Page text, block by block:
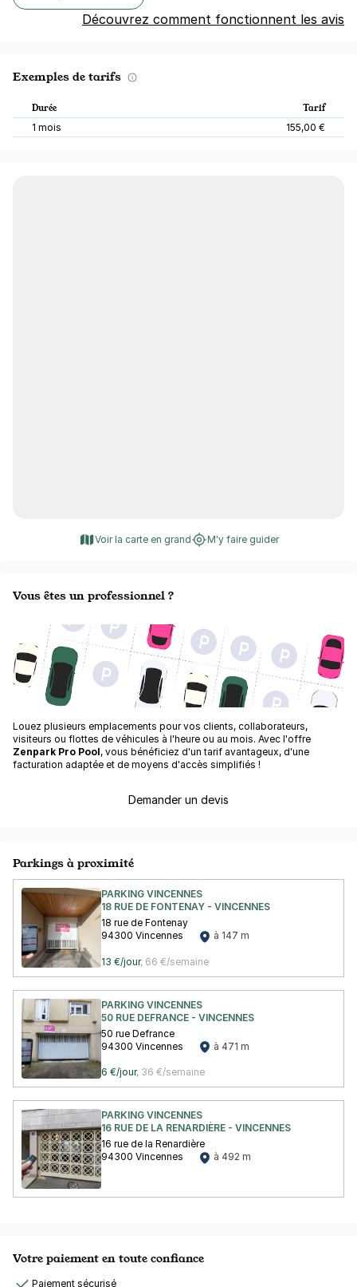
Découvrez comment fonctionnent les avis
Exemples de tarifs
Durée Tarif
1 mois 155,00 €
Voir la carte en grand M'y faire guider
Vous êtes un professionnel ?
Louez plusieurs emplacements pour vos clients, collaborateurs,
visiteurs ou flottes de véhicules à l'heure ou au mois. Avec l'offre
Zenpark Pro Pool, vous bénéficiez d'un tarif avantageux, d'une
facturation adaptée et de moyens d'accès simplifiés !
Demander un devis
Parkings à proximité
PARKING VINCENNES
18 RUE DE FONTENAY - VINCENNES
18 rue de Fontenay
94300 Vincennes
à 147 m
13 €/jour, 66 €/semaine
PARKING VINCENNES
50 RUE DEFRANCE - VINCENNES
50 rue Defrance
94300 Vincennes
à 471 m
6 €/jour, 36 €/semaine
PARKING VINCENNES
16 RUE DE LA RENARDIÈRE - VINCENNES
16 rue de la Renardière
94300 Vincennes
à 492 m
Votre paiement en toute confiance
Paiement sécurisé